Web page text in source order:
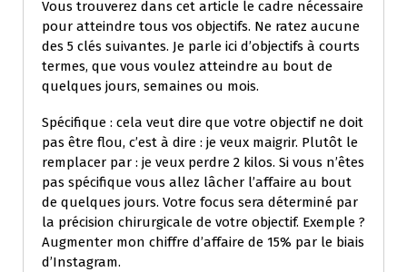
Vous trouverez dans cet article le cadre nécessaire
pour atteindre tous vos objectifs. Ne ratez aucune
des 5 clés suivantes. Je parle ici d’objectifs à courts
termes, que vous voulez atteindre au bout de
quelques jours, semaines ou mois.
Spécifique : cela veut dire que votre objectif ne doit
pas être flou, c’est à dire : je veux maigrir. Plutôt le
remplacer par : je veux perdre 2 kilos. Si vous n’êtes
pas spécifique vous allez lâcher l’affaire au bout
de quelques jours. Votre focus sera déterminé par
la précision chirurgicale de votre objectif. Exemple ?
Augmenter mon chiffre d’affaire de 15% par le biais
d’Instagram.